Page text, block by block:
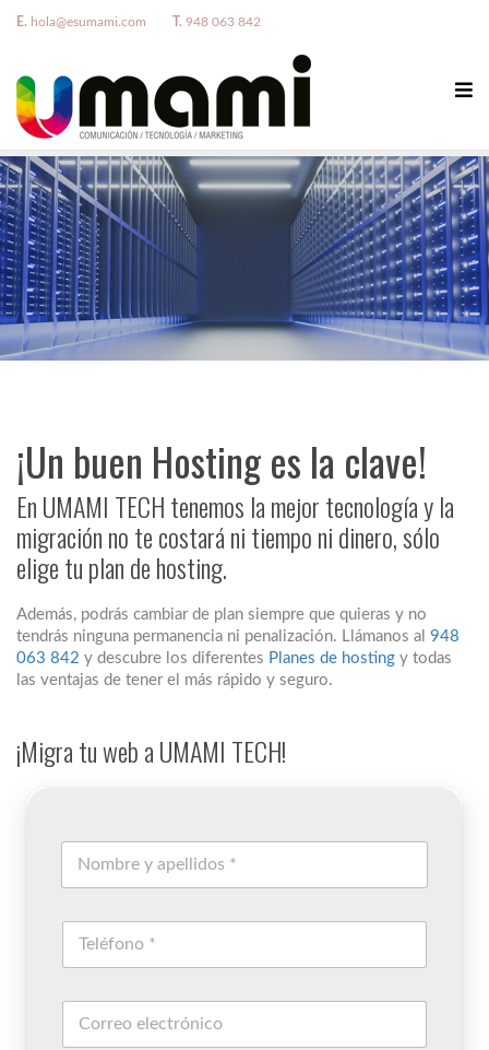
E. hola@esumami.com T. 948 063 842
¡Un buen Hosting es la clave!
En UMAMI TECH tenemos la mejor tecnología y la
migración no te costará ni tiempo ni dinero, sólo
elige tu plan de hosting.
Además, podrás cambiar de plan siempre que quieras y no
tendrás ninguna permanencia ni penalización. Llámanos al 948
063 842 y descubre los diferentes Planes de hosting y todas
las ventajas de tener el más rápido y seguro.
¡Migra tu web a UMAMI TECH!